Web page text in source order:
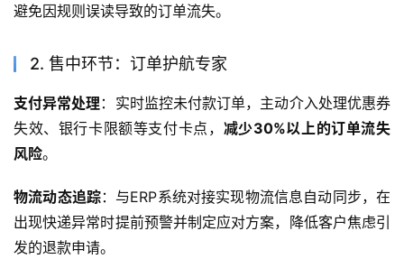
避免因规则误读导致的订单流失。
2. 售中环节：订单护航专家
支付异常处理 ：实时监控未付款订单，主动介入处理优惠券
失效、银行卡限额等支付卡点， 减少30%以上的订单流失
风险。
物流动态追踪：与ERP系统对接实现物流信息自动同步，在
出现快递异常时提前预警并制定应对方案，降低客户焦虑引
发的退款申请。